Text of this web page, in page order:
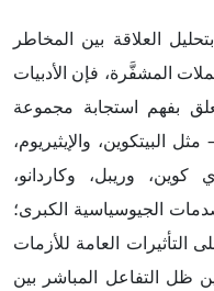
العلاقة بين المخاطر
المشفَّرة، فإن الأدبيات
بفهم استجابة مجموعة
البيتكوين، والإيثيريوم،
وريبل، وكاردانو،
الجيوسياسية الكبرى؛
العامة للأزمات
ظل التفاعل المباشر بين